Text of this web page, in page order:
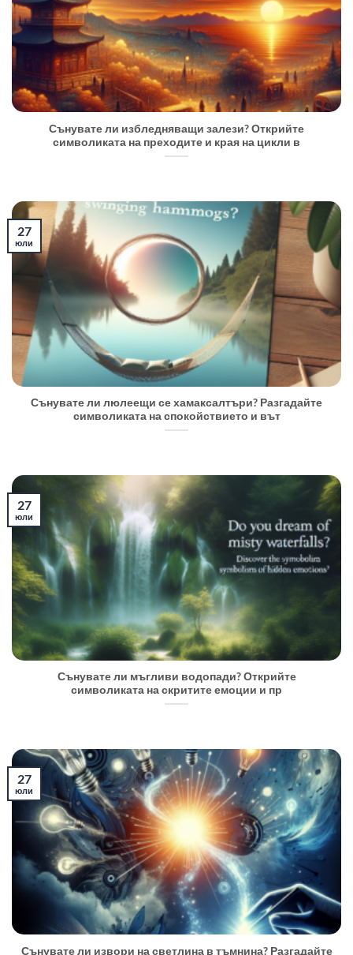
Сънувате ли избледняващи залези? Открийте
символиката на преходите и края на цикли в
Сънувате ли люлеещи се хамаксалтъри? Разгадайте
символиката на спокойствието и вът
27
юли
Сънувате ли мъгливи водопади? Открийте
символиката на скритите емоции и пр
27
юли
Сънувате ли извори на светлина в тъмнина? Разгадайте
27
юли